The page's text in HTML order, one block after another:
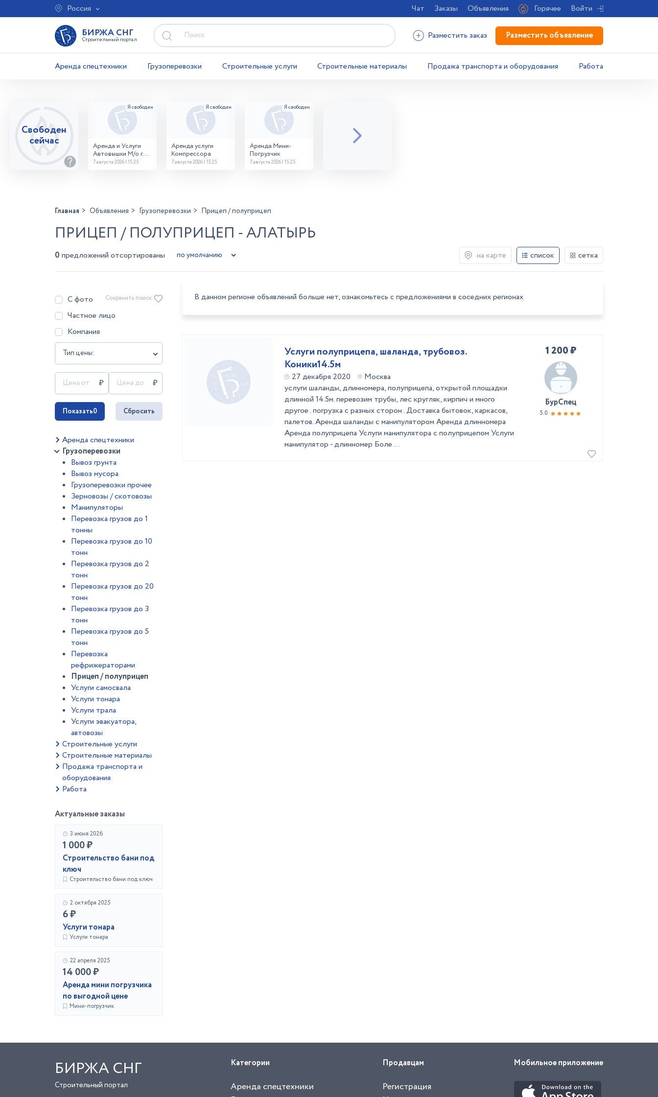
Россия Чат Заказы Объявления Горячее Войти
БИРЖА СНГ
Строительный портал Разместить заказ Разместить объявление
Аренда спецтехники Грузоперевозки Строительные услуги Строительные материалы Продажа транспорта и оборудования Работа
Свободен
сейчас
Аренда и Услуги
Автовышки М/о г.
Домодедово
7 августа 2026 | 15:25
Аренда услуги
Компрессора
7 августа 2026 | 15:25
Аренда Мини-
Погрузчик
7 августа 2026 | 15:25
Главная Объявления Грузоперевозки Прицеп / полуприцеп
ПРИЦЕП / ПОЛУПРИЦЕП - АЛАТЫРЬ
0 предложений отсортированы на карте список сетка
С фото
Частное лицо
Компания
Тип цены:
Сохранить поиск
Показать0 Сбросить
Аренда спецтехники
Грузоперевозки
Вывоз грунта
Вывоз мусора
Грузоперевозки прочее
Зерновозы / скотовозы
Манипуляторы
Перевозка грузов до 1
тонны
Перевозка грузов до 10
тонн
Перевозка грузов до 2
тонн
Перевозка грузов до 20
тонн
Перевозка грузов до 3
тонн
Перевозка грузов до 5
тонн
Перевозка
рефрижераторами
Прицеп / полуприцеп
Услуги самосвала
Услуги тонара
Услуги трала
Услуги эвакуатора,
автовозы
Строительные услуги
Строительные материалы
Продажа транспорта и
оборудования
Работа
Актуальные заказы
3 июня 2026
1 000 ₽
Строительство бани под
ключ
Строительство бани под ключ
2 октября 2025
6 ₽
Услуги тонара
Услуги тонара
22 апреля 2025
14 000 ₽
Аренда мини погрузчика
по выгодной цене
Мини-погрузчик
В данном регионе объявлений больше нет, ознакомьтесь с предложениями в соседних регионах
Услуги полуприцепа, шаланда, трубовоз.
Коники14.5м
27 декабря 2020
Москва
услуги шаланды, длинномера, полуприцепа, открытой площадки
длинной 14.5м. перевозим трубы, лес кругляк, кирпич и много
другое . погрузка с разных сторон . Доставка бытовок, каркасов,
палетов. Аренда шаланды с манипулятором Аренда длинномера
Аренда полуприцепа Услуги манипулятора с полуприцепом Услуги
манипулятор - длинномер Боле ...
1 200 ₽
БурСпец
5.0
БИРЖА СНГ
Строительный портал
Категории
Аренда спецтехники
Продавцам
Регистрация
Мобильное приложение